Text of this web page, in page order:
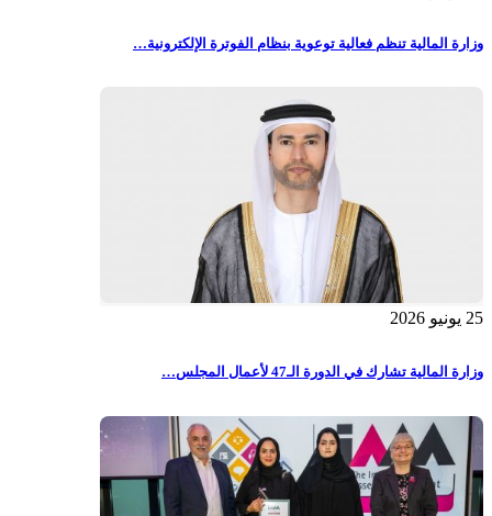
وزارة المالية تنظم فعالية توعوية بنظام الفوترة الإلكترونية…
25 يونيو 2026
وزارة المالية تشارك في الدورة الـ47 لأعمال المجلس…